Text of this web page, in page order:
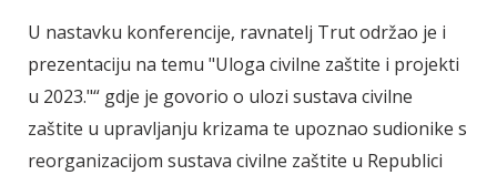
U nastavku konferencije, ravnatelj Trut održao je i
prezentaciju na temu "Uloga civilne zaštite i projekti
u 2023."“ gdje je govorio o ulozi sustava civilne
zaštite u upravljanju krizama te upoznao sudionike s
reorganizacijom sustava civilne zaštite u Republici